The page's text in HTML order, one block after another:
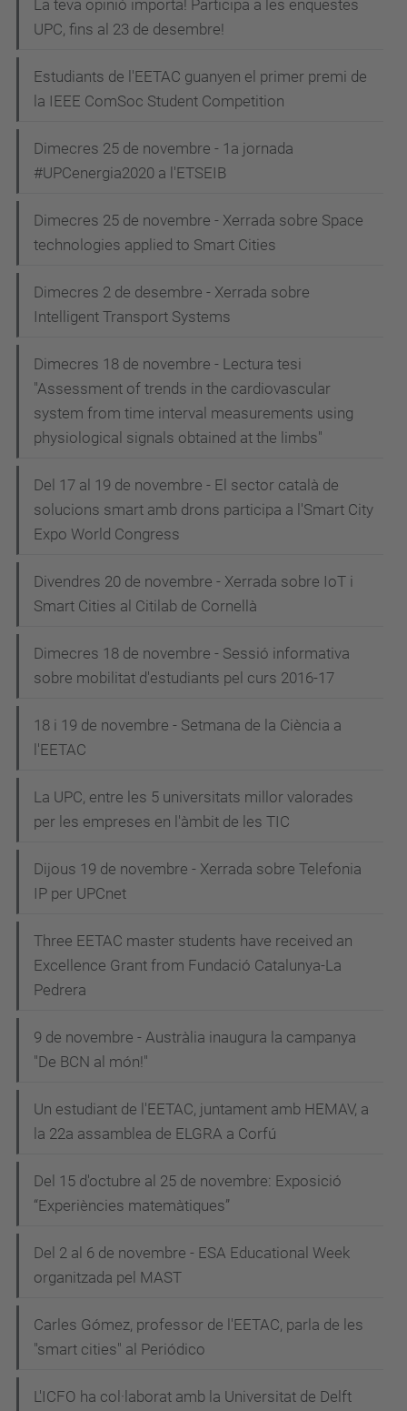
La teva opinió importa! Participa a les enquestes
UPC, fins al 23 de desembre!
Estudiants de l'EETAC guanyen el primer premi de
la IEEE ComSoc Student Competition
Dimecres 25 de novembre - 1a jornada
#UPCenergia2020 a l'ETSEIB
Dimecres 25 de novembre - Xerrada sobre Space
technologies applied to Smart Cities
Dimecres 2 de desembre - Xerrada sobre
Intelligent Transport Systems
Dimecres 18 de novembre - Lectura tesi
"Assessment of trends in the cardiovascular
system from time interval measurements using
physiological signals obtained at the limbs"
Del 17 al 19 de novembre - El sector català de
solucions smart amb drons participa a l'Smart City
Expo World Congress
Divendres 20 de novembre - Xerrada sobre IoT i
Smart Cities al Citilab de Cornellà
Dimecres 18 de novembre - Sessió informativa
sobre mobilitat d'estudiants pel curs 2016-17
18 i 19 de novembre - Setmana de la Ciència a
l'EETAC
La UPC, entre les 5 universitats millor valorades
per les empreses en l'àmbit de les TIC
Dijous 19 de novembre - Xerrada sobre Telefonia
IP per UPCnet
Three EETAC master students have received an
Excellence Grant from Fundació Catalunya-La
Pedrera
9 de novembre - Austràlia inaugura la campanya
"De BCN al món!"
Un estudiant de l'EETAC, juntament amb HEMAV, a
la 22a assamblea de ELGRA a Corfú
Del 15 d'octubre al 25 de novembre: Exposició
“Experiències matemàtiques”
Del 2 al 6 de novembre - ESA Educational Week
organitzada pel MAST
Carles Gómez, professor de l'EETAC, parla de les
"smart cities" al Periódico
L'ICFO ha col·laborat amb la Universitat de Delft